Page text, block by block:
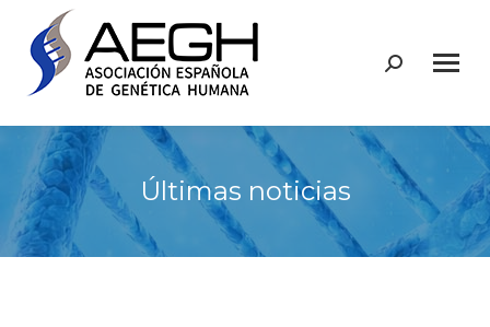
Buscar:
Últimas noticias